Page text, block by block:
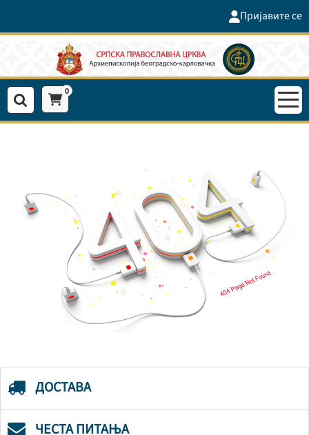
Пријавите се
0
ДОСТАВА
ЧЕСТА ПИТАЊА